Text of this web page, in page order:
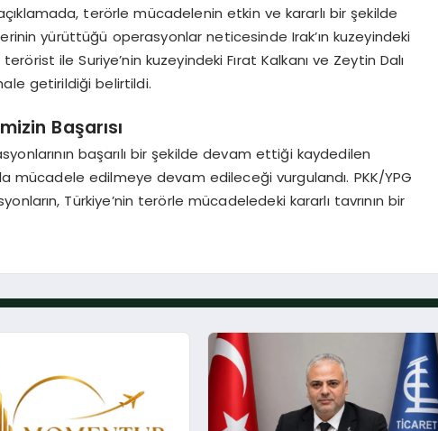
terörle mücadelenin etkin ve kararlı bir şekilde
yürüttüğü operasyonlar neticesinde Irak’ın kuzeyindeki
ile Suriye’nin kuzeyindeki Fırat Kalkanı ve Zeytin Dalı
getirildiği belirtildi.
Başarısı
başarılı bir şekilde devam ettiği kaydedilen
mücadele edilmeye devam edileceği vurgulandı. PKK/YPG
Türkiye’nin terörle mücadeledeki kararlı tavrının bir